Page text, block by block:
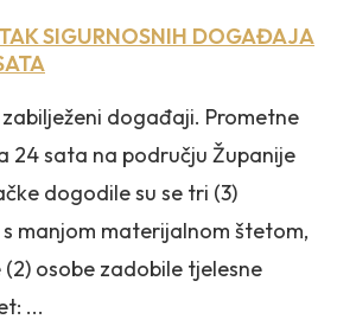
SIGURNOSNIH DOGAĐAJA
događaji. Prometne
24 sata na području Županije
dogodile su se tri (3)
manjom materijalnom štetom,
(2) osobe zadobile tjelesne
...